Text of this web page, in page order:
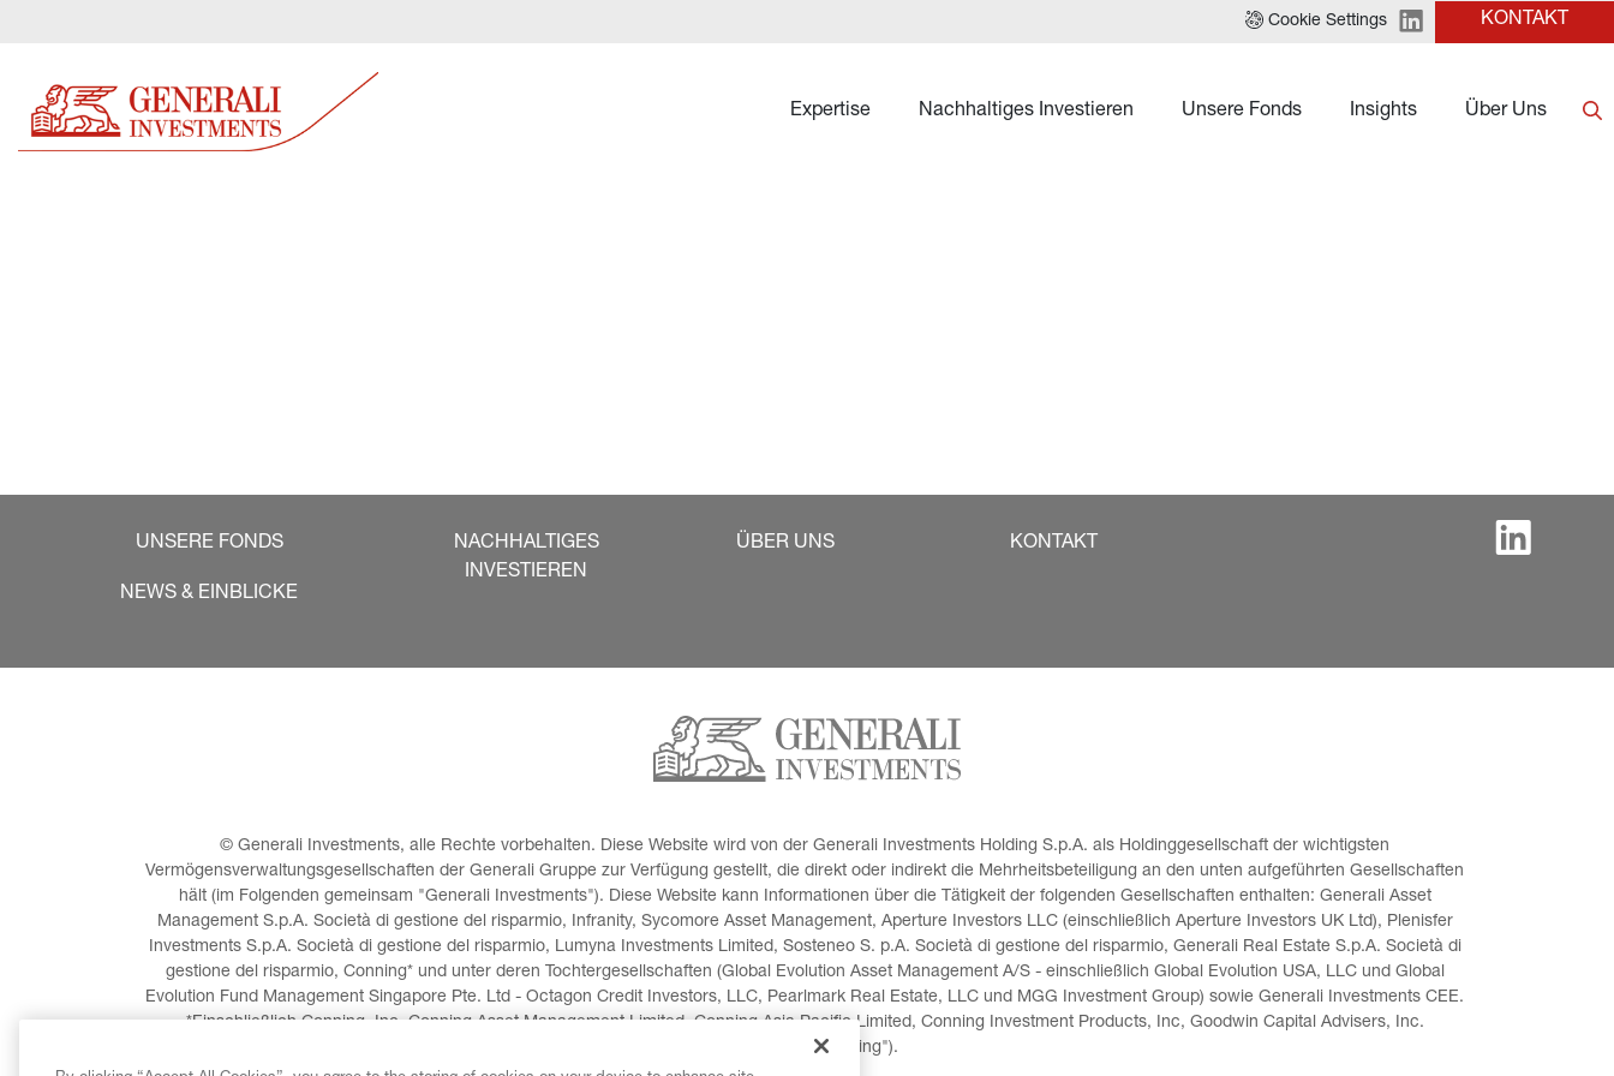
Cookie Settings KONTAKT
Expertise Nachhaltiges Investieren Unsere Fonds Insights Über Uns
UNSERE FONDS
NEWS & EINBLICKE
NACHHALTIGES
INVESTIEREN
ÜBER UNS KONTAKT
© Generali Investments, alle Rechte vorbehalten. Diese Website wird von der Generali Investments Holding S.p.A. als Holdinggesellschaft der wichtigsten
Vermögensverwaltungsgesellschaften der Generali Gruppe zur Verfügung gestellt, die direkt oder indirekt die Mehrheitsbeteiligung an den unten aufgeführten Gesellschaften
hält (im Folgenden gemeinsam "Generali Investments"). Diese Website kann Informationen über die Tätigkeit der folgenden Gesellschaften enthalten: Generali Asset
Management S.p.A. Società di gestione del risparmio, Infranity, Sycomore Asset Management, Aperture Investors LLC (einschließlich Aperture Investors UK Ltd), Plenisfer
Investments S.p.A. Società di gestione del risparmio, Lumyna Investments Limited, Sosteneo S. p.A. Società di gestione del risparmio, Generali Real Estate S.p.A. Società di
gestione del risparmio, Conning* und unter deren Tochtergesellschaften (Global Evolution Asset Management A/S - einschließlich Global Evolution USA, LLC und Global
Evolution Fund Management Singapore Pte. Ltd - Octagon Credit Investors, LLC, Pearlmark Real Estate, LLC und MGG Investment Group) sowie Generali Investments CEE.
*Einschließlich Conning, Inc, Conning Asset Management Limited, Conning Asia Pacific Limited, Conning Investment Products, Inc, Goodwin Capital Advisers, Inc.
(zusammen "Conning").